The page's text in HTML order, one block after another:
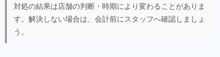
対処の結果は店舗の判断・時期により変わることがありま
す。解決しない場合は、会計前にスタッフへ確認しましょ
う。